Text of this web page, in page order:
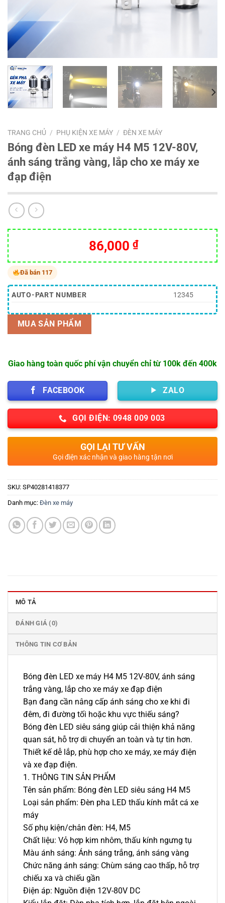
TRANG CHỦ / PHỤ KIỆN XE MÁY / ĐÈN XE MÁY
Bóng đèn LED xe máy H4 M5 12V-80V,
ánh sáng trắng vàng, lắp cho xe máy xe
đạp điện
Giá
gốc
172,000 ₫.
86,000 ₫Giá
hiện
là:
86,000 ₫.
Đã bán 117
AUTO-PART NUMBER 12345
MUA SẢN PHẨM
Giao hàng toàn quốc phí vận chuyển chỉ từ 100k đến 400k
FACEBOOK ZALO
GỌI ĐIỆN: 0948 009 003
GỌI LẠI TƯ VẤN
Gọi điện xác nhận và giao hàng tận nơi
SKU: SP40281418377
Danh mục: Đèn xe máy
MÔ TẢ
ĐÁNH GIÁ (0)
THÔNG TIN CƠ BẢN
Bóng đèn LED xe máy H4 M5 12V-80V, ánh sáng
trắng vàng, lắp cho xe máy xe đạp điện
Bạn đang cần nâng cấp ánh sáng cho xe khi đi
đêm, đi đường tối hoặc khu vực thiếu sáng?
Bóng đèn LED siêu sáng giúp cải thiện khả năng
quan sát, hỗ trợ di chuyển an toàn và tự tin hơn.
Thiết kế dễ lắp, phù hợp cho xe máy, xe máy điện
và xe đạp điện.
1. THÔNG TIN SẢN PHẨM
Tên sản phẩm: Bóng đèn LED siêu sáng H4 M5
Loại sản phẩm: Đèn pha LED thấu kính mắt cá xe
máy
Số phụ kiện/chân đèn: H4, M5
Chất liệu: Vỏ hợp kim nhôm, thấu kính ngưng tụ
Màu ánh sáng: Ánh sáng trắng, ánh sáng vàng
Chức năng ánh sáng: Chùm sáng cao thấp, hỗ trợ
chiếu xa và chiếu gần
Điện áp: Nguồn điện 12V-80V DC